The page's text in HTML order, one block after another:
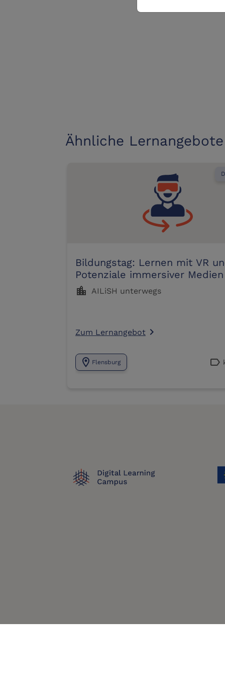
Ähnliche Lernangebote
Bildungstag: Lernen mit VR
Potenziale immersiver
Unterricht
location_city AILiSH unterwegs
Zum Lernangebot navigate_next
location_on Flensburg label